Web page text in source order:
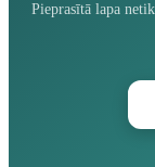
Pieprasītā lapa